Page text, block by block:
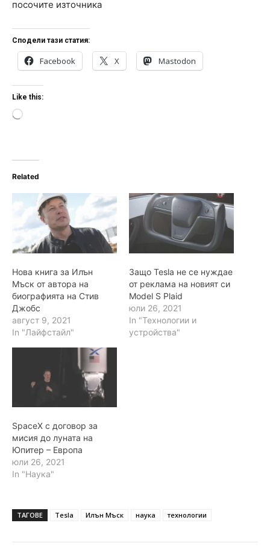
посочите източника
Сподели тази статия:
Facebook X Mastodon
Like this:
L
i
n
Related
Нова книга за Илън
Мъск от автора на
биографията на Стив
Джобс
август 9, 2021
In "Лайфстайл"
Защо Tesla не се нуждае
от реклама на новият си
Model S Plaid
юли 26, 2021
In "Технологии и
устройства"
SpaceX с договор за
мисия до луната на
Юпитер – Европа
юли 26, 2021
In "Наука"
ТАГОВЕ Tesla Илън Мъск наука технологии